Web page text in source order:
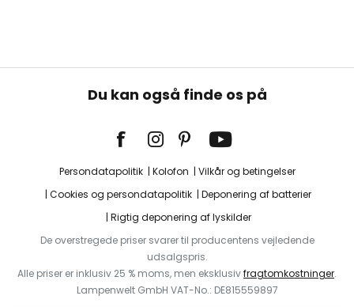
Du kan også finde os på
Persondatapolitik Kolofon
Vilkår og betingelser
Cookies og persondatapolitik
Deponering af batterier
Rigtig deponering af lyskilder
De overstregede priser svarer til producentens vejledende
udsalgspris.
Alle priser er inklusiv 25 % moms, men eksklusivfragtomkostninger.
Lampenwelt GmbH VAT-No.: DE815559897